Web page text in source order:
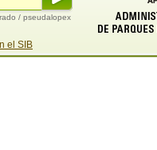
/ pseudalopex
el SIB